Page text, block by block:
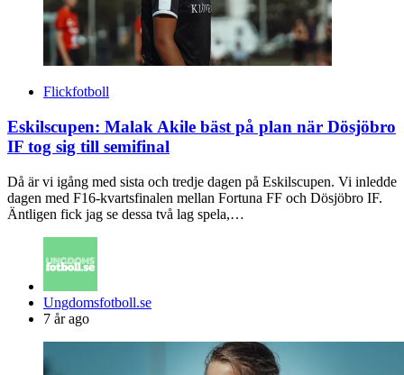
Flickfotboll
Eskilscupen: Malak Akile bäst på plan när Dösjöbro
IF tog sig till semifinal
Då är vi igång med sista och tredje dagen på Eskilscupen. Vi inledde
dagen med F16-kvartsfinalen mellan Fortuna FF och Dösjöbro IF.
Äntligen fick jag se dessa två lag spela,…
Posted
by
Ungdomsfotboll.se
7 år ago